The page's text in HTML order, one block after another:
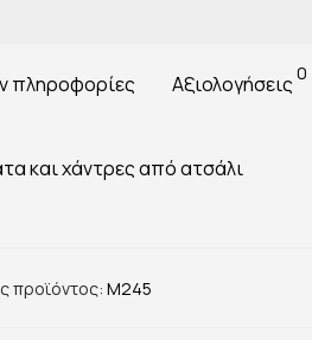
πληροφορίες Αξιολογήσεις 0
και χάντρες από ατσάλι
προϊόντος: M245